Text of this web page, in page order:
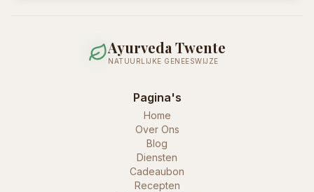
Ayurveda Twente
NATUURLIJKE GENEESWIJZE
Pagina's
Home
Over Ons
Blog
Diensten
Cadeaubon
Recepten